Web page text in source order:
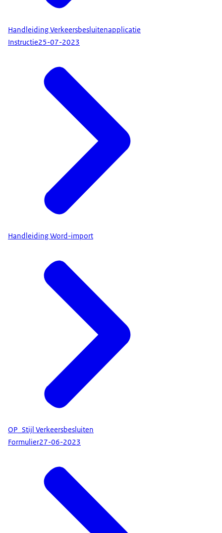
Handleiding Verkeersbesluitenapplicatie
Instructie25-07-2023
Handleiding Word-import
OP_Stijl Verkeersbesluiten
Formulier27-06-2023